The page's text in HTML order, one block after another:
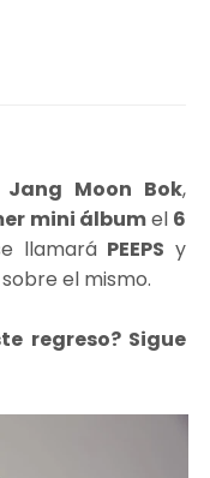
Jang Moon Bok,
mini álbumel 6
llamará PEEPS y
el mismo.
regreso? Sigue